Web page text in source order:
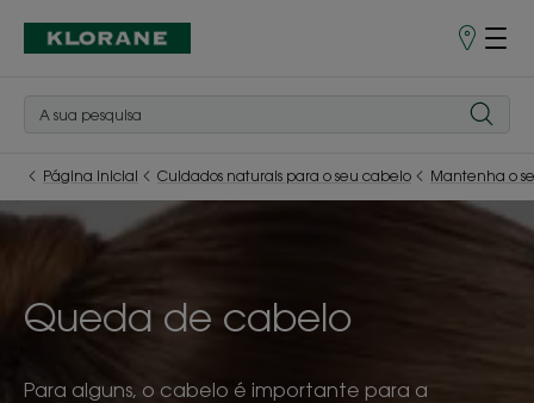
Pontos
Página inicial Cuidados naturais para o seu cabelo Mantenha o
Queda de cabelo
Para alguns, o cabelo é importante para a